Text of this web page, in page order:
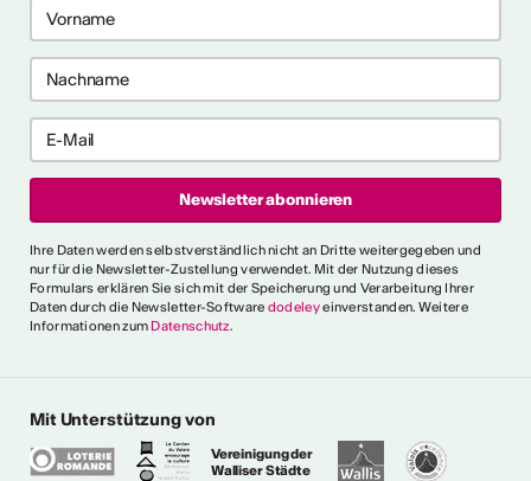
2027 in Prag
bis 28. April 2027) ist ein 10-
für Recherche-,
Es bietet
kollektive Begleitung und
10. September
choreografische
urbaner Tanz
Espace Culture
des Concorde
16. August Infos:
Ihre Daten werden selbstverständlich nicht an Dritte weitergegeben und
nur für die Newsletter-Zustellung verwendet. Mit der Nutzung dieses
Formulars erklären Sie sich mit der Speicherung und Verarbeitung Ihrer
Daten durch die Newsletter-Software dodeleyeinverstanden. Weitere
Informationen zum Datenschutz.
Mit Unterstützung von
Vereinigung der
Walliser Städte